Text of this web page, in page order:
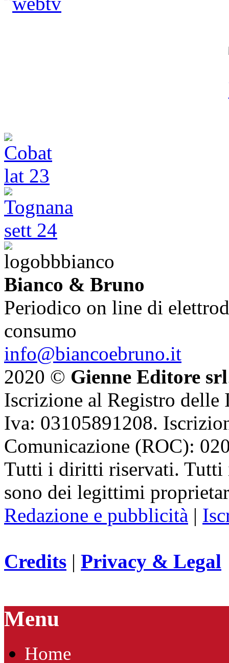
Bianco & Bruno
Periodico on line di
consumo
info@biancoebruno.it
2020 © Gienne Editore srl
Iscrizione al Registro delle
Iva: 03105891208.
Comunicazione (ROC):
Tutti i diritti riservati. Tutti
sono dei legittimi
Redazione e pubblicità |
Credits | Privacy & Legal
Menu
Home